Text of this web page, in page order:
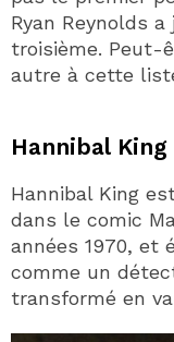
Ryan Reynolds a
troisième. Peut-
autre à cette
Hannibal
Hannibal King
dans le comic
années 1970, et
comme un
transformé en